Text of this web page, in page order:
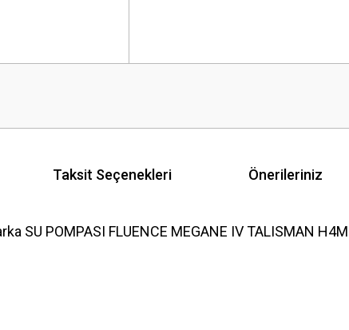
Taksit Seçenekleri Önerileriniz
SU POMPASI FLUENCE MEGANE IV TALISMAN